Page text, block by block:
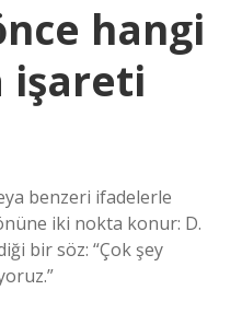
hangi
işareti
benzeri ifadelerle
iki nokta konur: D.
bir söz: “Çok şey